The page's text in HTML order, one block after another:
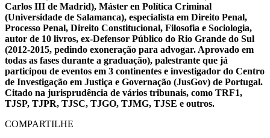
Carlos III de Madrid), Máster en Política Criminal
(Universidade de Salamanca), especialista em Direito Penal,
Processo Penal, Direito Constitucional, Filosofia e Sociologia,
autor de 10 livros, ex-Defensor Público do Rio Grande do Sul
(2012-2015, pedindo exoneração para advogar. Aprovado em
todas as fases durante a graduação), palestrante que já
participou de eventos em 3 continentes e investigador do Centro
de Investigação em Justiça e Governação (JusGov) de Portugal.
Citado na jurisprudência de vários tribunais, como TRF1,
TJSP, TJPR, TJSC, TJGO, TJMG, TJSE e outros.
COMPARTILHE